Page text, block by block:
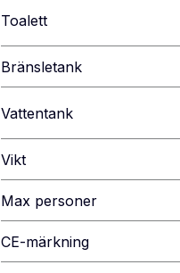
Toalett
Bränsletank
Vattentank
Vikt
Max personer
CE-märkning